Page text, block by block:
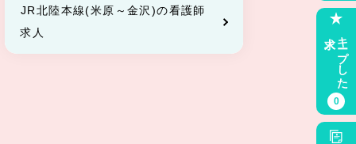
JR北陸本線(米原～金沢)の看護師
求人
キープした
0